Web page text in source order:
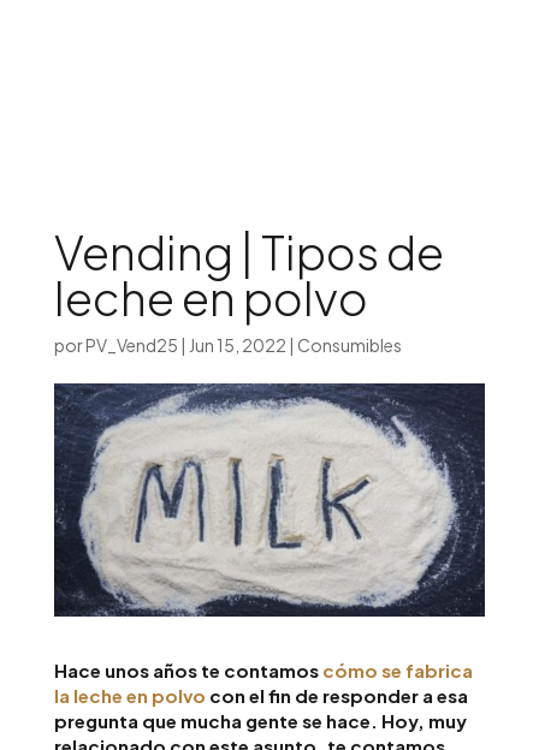
Vending | Tipos de
leche en polvo
porPV_Vend25 | Jun 15, 2022 | Consumibles
Hace unos años te contamos cómo se fabrica
la leche en polvo con el fin de responder a esa
pregunta que mucha gente se hace. Hoy, muy